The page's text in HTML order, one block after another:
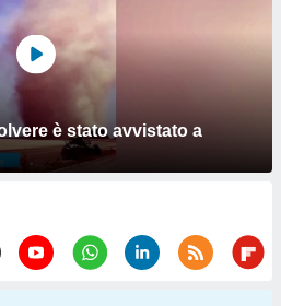
è stato avvistato a